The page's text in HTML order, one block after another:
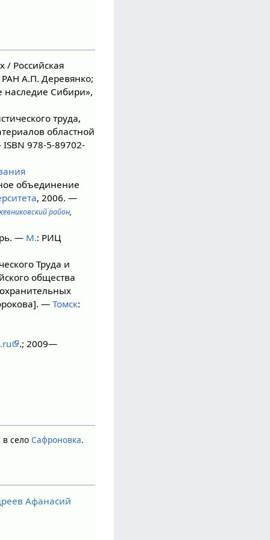
/ Российская
РАН А.П. Деревянко;
наследие Сибири»,
труда,
областной
978-5-89702-
объединение
, 2006. —
район,
— М.: РИЦ
Труда и
общества
— Томск:
.; 2009—
в селоСафроновка.
Афанасий